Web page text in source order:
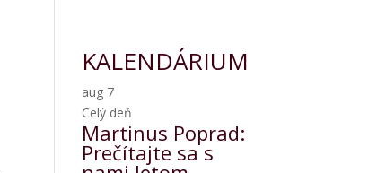
KALENDÁRIUM
aug 7
Celý deň
Martinus Poprad:
Prečítajte sa s